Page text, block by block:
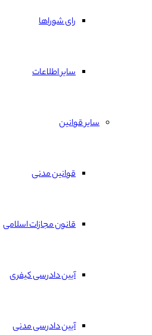
رای شوراها
سایر اطلاعات
سایر قوانین
قوانین مدنی
قانون مجازات اسلامی
آیین دادرسی کیفری
آیین دادرسی مدنی